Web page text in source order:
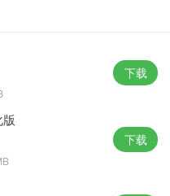
下载
下载